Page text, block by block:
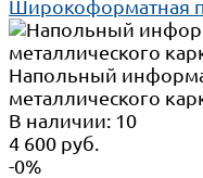
Широкоформатная
Напольный
металлического
В наличии: 10
4 600 руб.
-0%